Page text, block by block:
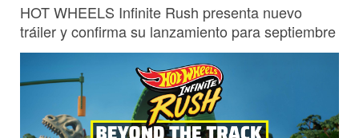
HOT WHEELS Infinite Rush presenta nuevo
tráiler y confirma su lanzamiento para septiembre